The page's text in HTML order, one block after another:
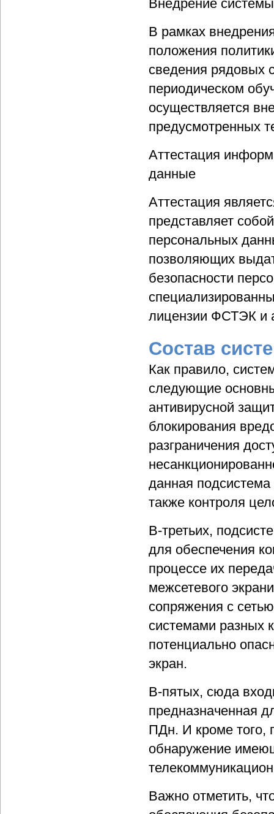
Внедрение
В рамках
положения
сведения рядовых
периодическом
осуществляется
предусмотренных
Аттестация
данные
Аттестация
представляет
персональных
позволяющих
безопасности
лицензии ФСТЭК и
Состав
Как правило,
следующие
антивирусной
блокирования
разграничения
данная
также контроля
В-третьих,
для обеспечения
процессе их
межсетевого
сопряжения с
системами разных
потенциально
экран.
В-пятых, сюда
предназначенная
ПДн. И кроме того,
обнаружение
Важно отметить,